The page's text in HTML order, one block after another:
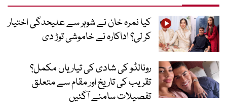
کیا نمرہ خان نے شوہر سے علیحدگی اختیار
کر لی؟ اداکارہ نے خاموشی توڑ دی
رونالڈو کی شادی کی تیاریاں مکمل؟
تقریب کی تاریخ اور مقام سے متعلق
تفصیلات سامنے آگئیں